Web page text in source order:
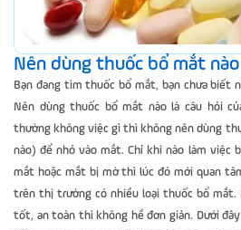
Nên dùng thuốc bổ mắt
Bạn đang tìm thuốc bổ mắt, bạn chưa biết
Nên dùng thuốc bổ mắt nào là câu hỏi
thường không việc gì thì không nên dùng
nào) để nhỏ vào mắt. Chỉ khi nào làm việc
mắt hoặc mắt bị mờ thì lúc đó mới quan
trên thị trường có nhiều loại thuốc bổ mắt.
tốt, an toàn thì không hề đơn giản. Dưới